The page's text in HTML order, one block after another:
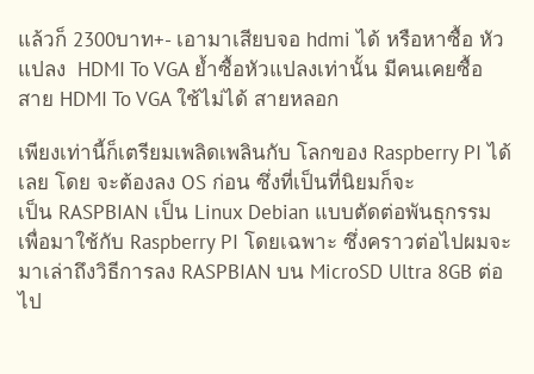
แล้วก็ 2300บาท+- เอามาเสียบจอ hdmi ได้ หรือหาซื้อ หัว
แปลง HDMI To VGA ย้ำซื้อหัวแปลงเท่านั้น มีคนเคยซื้อ
สาย HDMI To VGA ใช้ไม่ได้ สายหลอก
เพียงเท่านี้ก็เตรียมเพลิดเพลินกับ โลกของ Raspberry PI ได้
เลย โดย จะต้องลง OS ก่อน ซึ่งที่เป็นที่นิยมก็จะ
เป็น RASPBIAN เป็น Linux Debian แบบตัดต่อพันธุกรรม
เพื่อมาใช้กับ Raspberry PI โดยเฉพาะ ซึ่งคราวต่อไปผมจะ
มาเล่าถึงวิธีการลง RASPBIAN บน MicroSD Ultra 8GB ต่อ
ไป